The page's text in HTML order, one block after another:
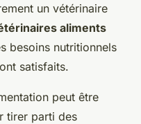
un vétérinaire
aliments
besoins nutritionnels
satisfaits.
peut être
tirer parti des